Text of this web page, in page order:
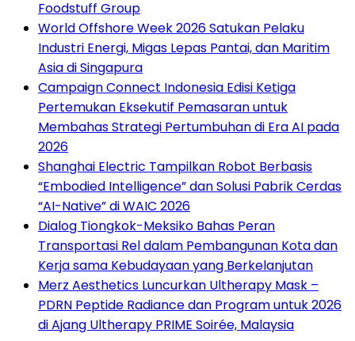
Foodstuff Group
World Offshore Week 2026 Satukan Pelaku
Industri Energi, Migas Lepas Pantai, dan Maritim
Asia di Singapura
Campaign Connect Indonesia Edisi Ketiga
Pertemukan Eksekutif Pemasaran untuk
Membahas Strategi Pertumbuhan di Era AI pada
2026
Shanghai Electric Tampilkan Robot Berbasis
“Embodied Intelligence” dan Solusi Pabrik Cerdas
“AI-Native” di WAIC 2026
Dialog Tiongkok-Meksiko Bahas Peran
Transportasi Rel dalam Pembangunan Kota dan
Kerja sama Kebudayaan yang Berkelanjutan
Merz Aesthetics Luncurkan Ultherapy Mask –
PDRN Peptide Radiance dan Program untuk 2026
di Ajang Ultherapy PRIME Soirée, Malaysia